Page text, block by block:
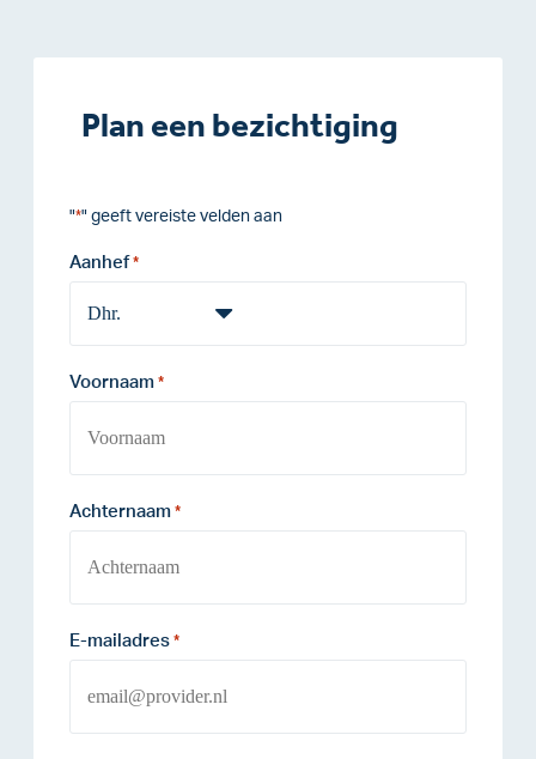
Plan een bezichtiging
"*" geeft vereiste velden aan
Aanhef *
Voornaam *
Achternaam *
E-mailadres *